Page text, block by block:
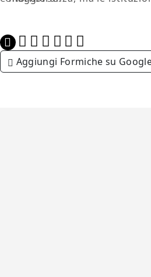
Aggiungi Formiche su